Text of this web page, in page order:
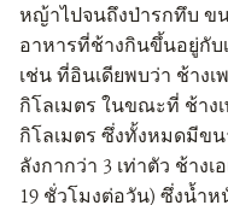
หญ้าไปจนถึงป่ารกทึบ ข
อาหารที่ช้างกินขึ้นอยู่กั
เช่น ที่อินเดียพบว่า ช้างเ
กิโลเมตร ในขณะที่ ช้าง
กิโลเมตร ซึ่งทั้งหมดมีข
ลังกากว่า 3 เท่าตัว ช้าง
19 ชั่วโมงต่อวัน) ซึ่งน้ำ